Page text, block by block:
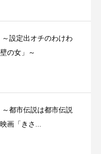
設定出オチのわけわ
の女」～
都市伝説は都市伝説
画「きさ...